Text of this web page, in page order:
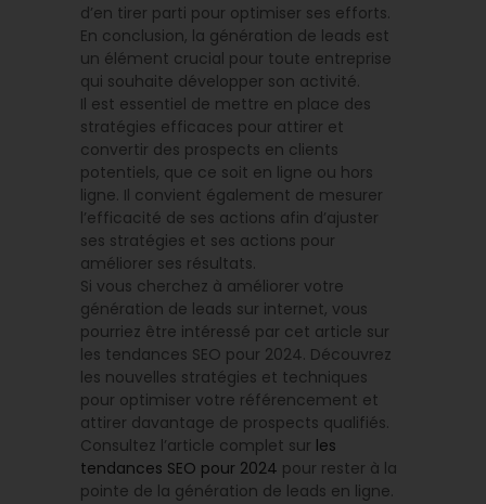
d’en tirer parti pour optimiser ses efforts.
En conclusion, la génération de leads est
un élément crucial pour toute entreprise
qui souhaite développer son activité.
Il est essentiel de mettre en place des
stratégies efficaces pour attirer et
convertir des prospects en clients
potentiels, que ce soit en ligne ou hors
ligne. Il convient également de mesurer
l’efficacité de ses actions afin d’ajuster
ses stratégies et ses actions pour
améliorer ses résultats.
Si vous cherchez à améliorer votre
génération de leads sur internet, vous
pourriez être intéressé par cet article sur
les tendances SEO pour 2024. Découvrez
les nouvelles stratégies et techniques
pour optimiser votre référencement et
attirer davantage de prospects qualifiés.
Consultez l’article complet sur les
tendances SEO pour 2024 pour rester à la
pointe de la génération de leads en ligne.